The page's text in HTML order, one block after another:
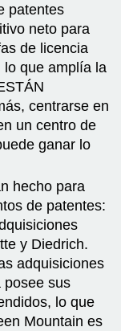
patentes
neto para
de licencia
lo que amplía la
centrarse en
un centro de
ganar lo
hecho para
de patentes:
y Diedrich.
adquisiciones
posee sus
lo que
Mountain es